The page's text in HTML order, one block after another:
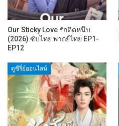
Our Sticky Love รักติดหนึบ
(2026) ซับไทย พากย์ไทย EP1-
EP12
ดูซีรี่ย์ออนไลน์